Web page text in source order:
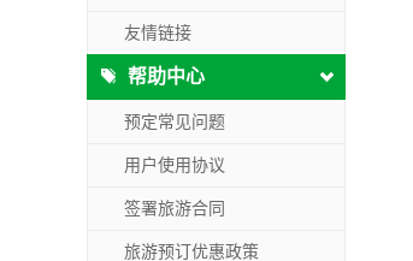
友情链接
帮助中心
预定常见问题
用户使用协议
签署旅游合同
旅游预订优惠政策